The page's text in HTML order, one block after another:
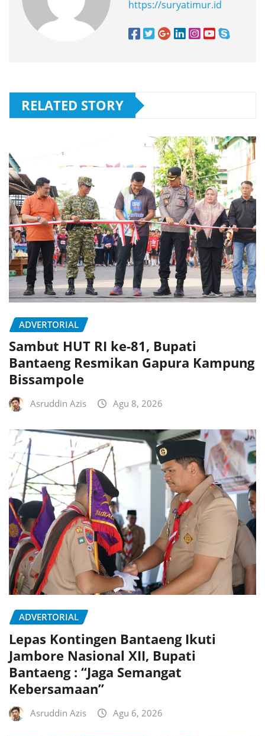
https://suryatimur.id
RELATED STORY
ADVERTORIAL
Sambut HUT RI ke-81, Bupati
Bantaeng Resmikan Gapura Kampung
Bissampole
Asruddin Azis Agu 8, 2026
ADVERTORIAL
Lepas Kontingen Bantaeng Ikuti
Jambore Nasional XII, Bupati
Bantaeng : “Jaga Semangat
Kebersamaan”
Asruddin Azis Agu 6, 2026